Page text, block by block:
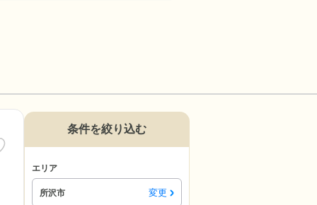
条件を絞り込む
エリア
所沢市 変更